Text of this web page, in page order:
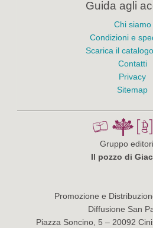
Guida agli
Chi siamo
Condizioni e
Scarica il
Contatti
Privacy
Sitemap
Gruppo
Il pozzo di
Promozione e
Diffusione San
Piazza Soncino, 5 – 20092